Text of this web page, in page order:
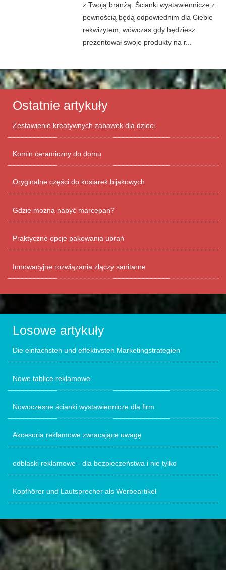
z Twoją branżą. Ścianki wystawiennicze z
pewnością będą odpowiednim dla Ciebie
rekwizytem, wówczas gdy będziesz
prezentował swoje produkty na r...
Ostatnie artykuły
Zestawienie kreatywnych zabawek dla dzieci.
Komin ceramiczny do domu
Oryginalne części do kosiarek bijakowych
Gdzie można nabyć marcepan?
Praktyczne opcje pakowania ubrań
Innowacyjne rozwiązania złączy sanitarne
Losowe artykuły
Die einfachsten und effektivsten Marketingstrategien
Nowe tablice reklamowe
Nowoczesne ścianki wystawiennicze dla firm
Akcesoria reklamowe zwracające uwagę
odblaski reklamowe - dla bezpieczeństwa i nie tylko
Kopfhörer und Lautsprecher als Werbeartikel